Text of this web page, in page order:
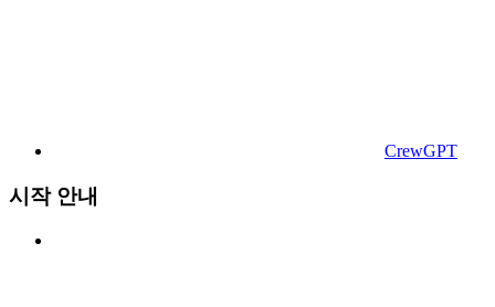
CrewGPT
시작 안내